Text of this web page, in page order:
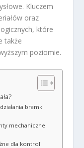
Kluczem
oraz
które
także
poziomie.
bramki
mechaniczne
dla kontroli